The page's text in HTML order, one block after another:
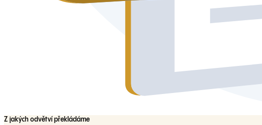
Z jakých odvětví překládáme